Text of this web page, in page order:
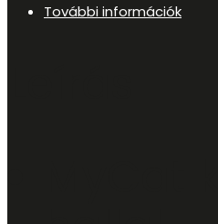
További információk